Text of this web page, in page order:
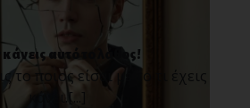
αυτό το λάθος!
το ποιος είσαι με το τι έχεις
κάνει.[...]